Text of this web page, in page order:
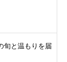
旬と温もりを届